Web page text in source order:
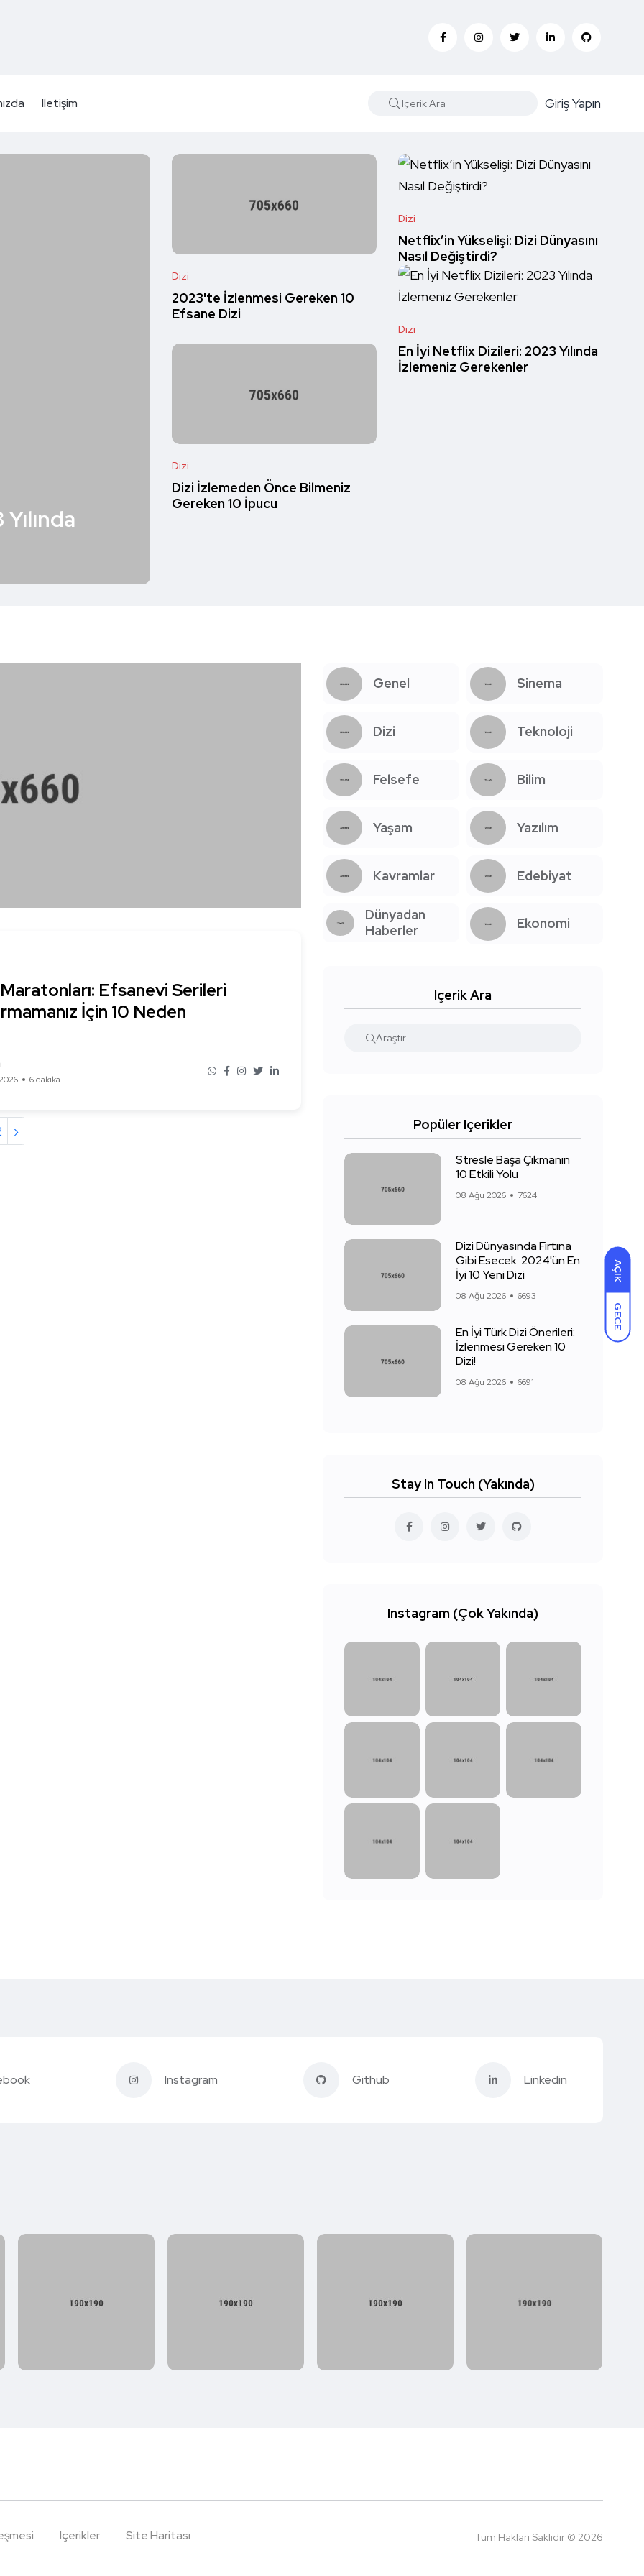
AÇIK
GECE
Iletişim Giriş Yapın
Dizi
2023'te İzlenmesi Gereken 10
Efsane Dizi
Dizi
Dizi İzlemeden Önce Bilmeniz
Gereken 10 İpucu
Dizi
Netflix’in Yükselişi: Dizi Dünyasını
Nasıl Değiştirdi?
Dizi
En İyi Netflix Dizileri: 2023 Yılında
İzlemeniz Gerekenler
Efsanevi Serileri
İçin 10 Neden
6 dakika
›
Genel Sinema
Dizi Teknoloji
Felsefe Bilim
Yaşam Yazılım
Kavramlar Edebiyat
Dünyadan
Haberler
Ekonomi
Içerik Ara
Popüler Içerikler
Stresle Başa Çıkmanın
10 Etkili Yolu
08 Ağu 2026 7624
Dizi Dünyasında Fırtına
Gibi Esecek: 2024'ün En
İyi 10 Yeni Dizi
08 Ağu 2026 6693
En İyi Türk Dizi Önerileri:
İzlenmesi Gereken 10
Dizi!
08 Ağu 2026 6691
Stay In Touch (Yakında)
Instagram (Çok Yakında)
Instagram Github Linkedin
Içerikler Site Haritası Tüm Hakları Saklıdır © 2026